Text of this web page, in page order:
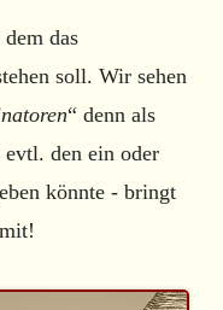
das
soll. Wir sehen
“ denn als
den ein oder
könnte - bringt